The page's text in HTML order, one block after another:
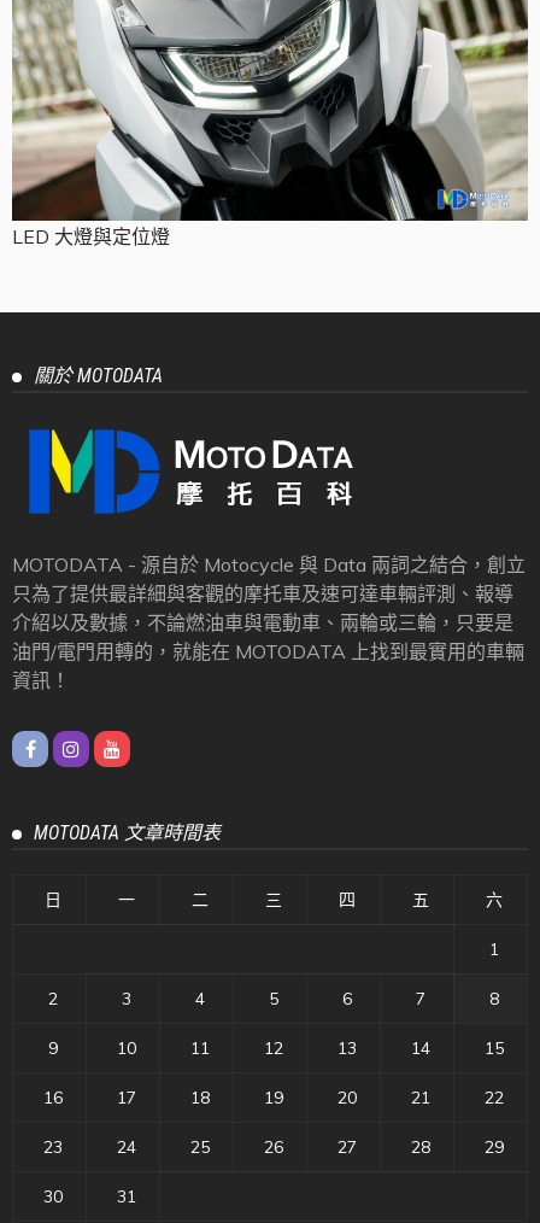
LED 大燈與定位燈
關於 MOTODATA
MOTODATA - 源自於 Motocycle 與 Data 兩詞之結合，創立
只為了提供最詳細與客觀的摩托車及速可達車輛評測、報導
介紹以及數據，不論燃油車與電動車、兩輪或三輪，只要是
油門/電門用轉的，就能在 MOTODATA 上找到最實用的車輛
資訊！
MOTODATA 文章時間表
日 一 二 三 四 五 六
1
2 3 4 5 6 7 8
9 10 11 12 13 14 15
16 17 18 19 20 21 22
23 24 25 26 27 28 29
30 31